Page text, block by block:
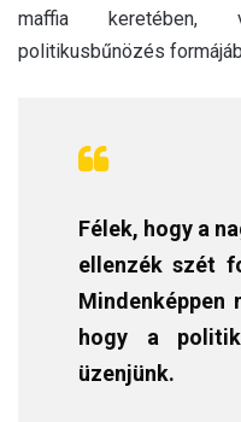
maffia keretében,
politikusbűnözés
Félek, hogy a
ellenzék szét
Mindenképpen
hogy a
üzenjünk.